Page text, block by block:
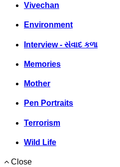
Vivechan
Environment
Interview - સંવાદ કળા
Memories
Mother
Pen Portraits
Terrorism
Wild Life
Close